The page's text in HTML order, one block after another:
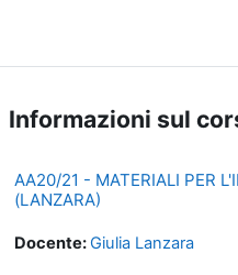
Informazioni sul
AA20/21 - MATERIALI PER
(LANZARA)
Docente:Giulia Lanzara